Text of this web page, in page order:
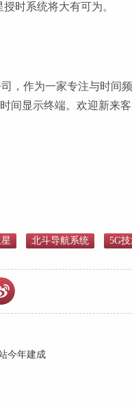
时系统将大有可为。
，作为一家专注与时间
间显示终端。欢迎新来
北斗导航系统 5G
今年建成